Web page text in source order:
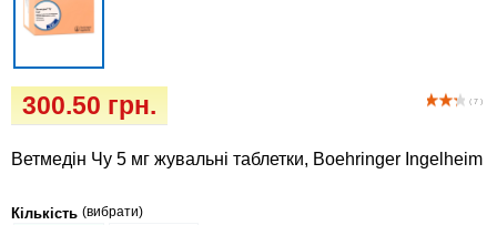
( 7 )
300.50 грн.
Ветмедін Чу 5 мг жувальні таблетки, Boehringer Ingelheim
Кількість (вибрати)
Vet Diet Canine Wet - ветеринарные диеты
Лежаки, будиночки, охолоджуючи